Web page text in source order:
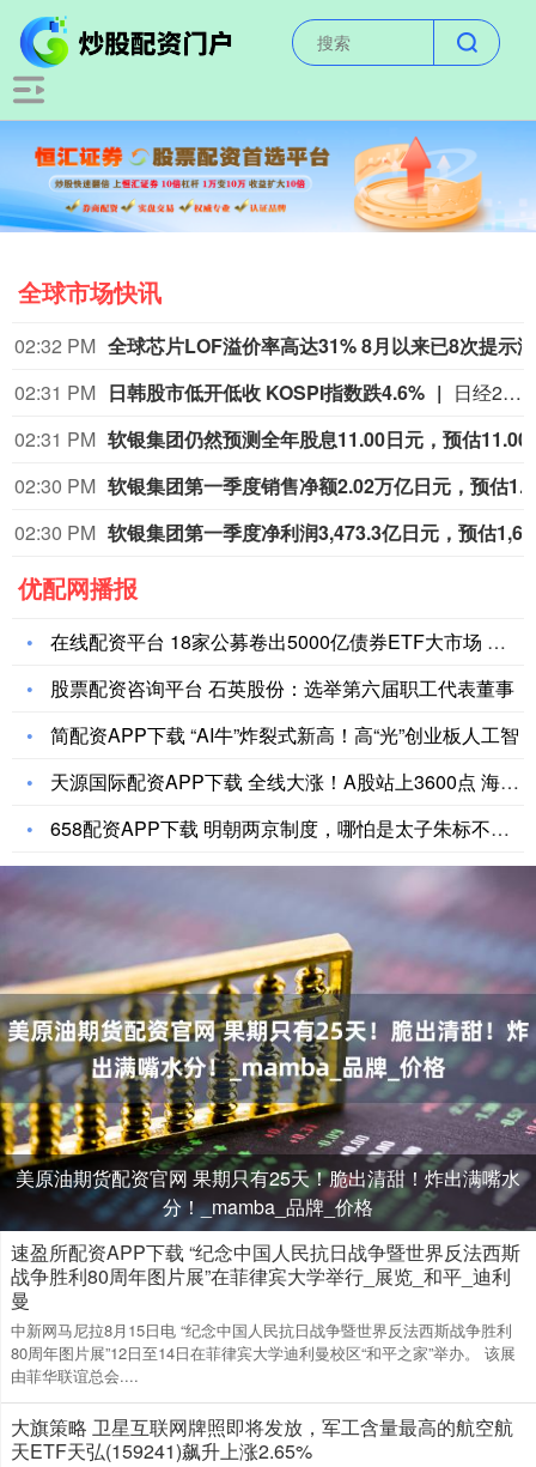
全球市场快讯
02:32 PM
02:31 PM 日韩股市低开低收 KOSPI指数跌4.6%
日经225指数收盘下跌617.18点，跌幅0.93%，报65683.26点；铠侠跌超9%。韩国KOSPI指数收盘下跌302.82点，跌幅4.59%，报6295.44点；韩国创业板指（KOSDAQ）微涨0.26%；SK海力士跌10.3%、三星电子跌6.3%。
02:31 PM
02:30 PM
02:30 PM
优配网播报
在线配资平台 18家公募卷出5000亿债券ETF大市场 首个
股票配资咨询平台 石英股份：选举第六届职工代表董事
简配资APP下载 “AI牛”炸裂式新高！高“光”创业板人工智
天源国际配资APP下载 全线大涨！A股站上3600点 海南自
658配资APP下载 明朝两京制度，哪怕是太子朱标不去世，也
美原油期货配资官网 果期只有25天！脆出清甜！炸出满嘴水
分！_mamba_品牌_价格
速盈所配资APP下载 “纪念中国人民抗日战争暨世界反法西斯
战争胜利80周年图片展”在菲律宾大学举行_展览_和平_迪利
曼
中新网马尼拉8月15日电 “纪念中国人民抗日战争暨世界反法西斯战争胜利
80周年图片展”12日至14日在菲律宾大学迪利曼校区“和平之家”举办。 该展
由菲华联谊总会....
大旗策略 卫星互联网牌照即将发放，军工含量最高的航空航
天ETF天弘(159241)飙升上涨2.65%